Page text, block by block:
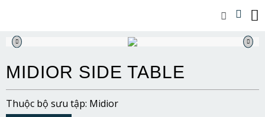
MIDIOR SIDE TABLE
Thuộc bộ sưu tập: Midior